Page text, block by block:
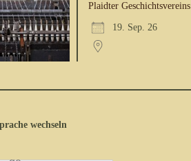
Plaidter Geschichtsvereins
19. Sep. 26
wechseln